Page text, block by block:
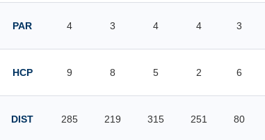
PAR 4 3 4 4 3
HCP 9 8 5 2 6
DIST 285 219 315 251 80